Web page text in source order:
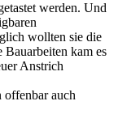
werden. Und
wollten sie die
Bauarbeiten kam es
Anstrich
auch